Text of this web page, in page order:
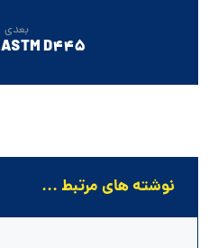
بعدی
ASTM D445 چیست؟
نوشته های مرتبط ...